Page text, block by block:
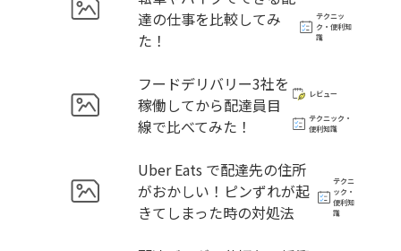
達の仕事を比較してみ
た！
テクニッ
ク・便利知
識
フードデリバリー3社を
稼働してから配達員目
線で比べてみた！
レビュー
テクニック・
便利知識
Uber Eats で配達先の住所
がおかしい！ピンずれが起
きてしまった時の対処法
テクニ
ック・
便利知
識